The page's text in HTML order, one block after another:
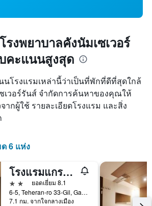
รงพยาบาลคังนัมเซเวอร์
คะแนนสูงสุด
นโรงแรมเหล่านี้ว่าเป็นที่พักที่ดีที่สุดใกล้
เวอร์รันส์ จำกัดการค้นหาของคุณให้
ากผู้ใช้ รายละเอียดโรงแรม และสิ่ง
6 แห่ง
โรงแรมแกรมมอส
2 ดาว
ยอดเยี่ยม 8.1
6-5, Teheran-ro 33-Gil, Gangnam-gu, โซล, เกาหลีใต้
7.1 กม. จากใจกลางเมือง